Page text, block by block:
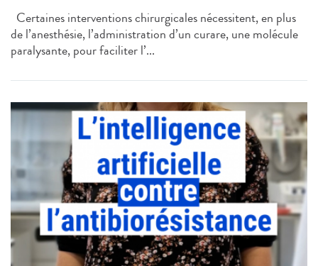
Certaines interventions chirurgicales nécessitent, en plus
de l’anesthésie, l’administration d’un curare, une molécule
paralysante, pour faciliter l’...